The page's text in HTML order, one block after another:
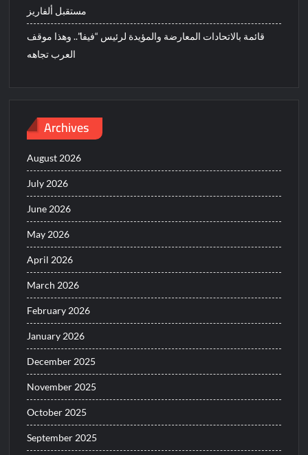
مستقبل ألفاريز
قائمة بالاتحادات المعارضة والمؤيدة لرئيس “فيفا”.. وهذا موقف
العرب تجاهه
Archives
August 2026
July 2026
June 2026
May 2026
April 2026
March 2026
February 2026
January 2026
December 2025
November 2025
October 2025
September 2025